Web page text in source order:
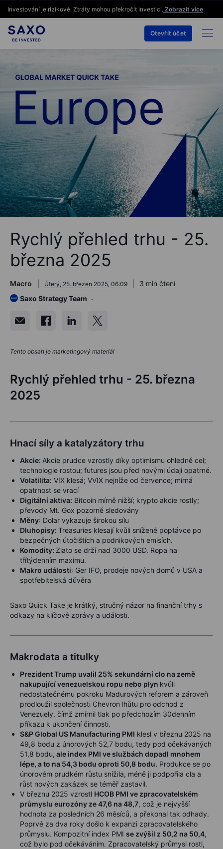
Investování je rizikové. Ztráty mohou překročit investici. Zobrazit více
Otevřít účet
Rychlý přehled trhu - 25.
března 2025
Macro Úterý, 25. březen 2025, 06:09
3 min čtení
Saxo Strategy Team
Tento obsah je marketingový materiál
Rychlý přehled trhu - 25. března
2025
Hnací síly a katalyzátory trhu
Akcie: Akcie prudce vzrostly díky optimismu ohledně cel;
technologie rostou; futures jsou před novými údaji opatrné.
Volatilita: VIX klesá; VVIX nejníže od července; mírná
opatrnost se vrací
Digitální aktiva: Bitcoin mírně nižší; krypto akcie rostly;
převody Mt. Gox pozorně sledovány
Měny: Dolar vykazuje širokou sílu
Dluhopisy: Treasuries klesají kvůli snížené poptávce po
bezpečných útočištích a podnikových emisích.
Komodity: Zlato se drží nad 3000 USD. Ropa na
třítýdenním maximu.
Makro události: Ger IFO, prodeje nových domů v USA a
spotřebitelská důvěra
Saxo Quick Take je krátký, stručný názor na finanční trhy s
odkazy na klíčové zprávy a události.
Makrodata a titulky
Prezident Trump uvalil 25% sekundární clo na země
nakupující venezuelskou ropu nebo plyn kvůli
nedostatečnému pokroku Madurových reforem a zároveň
prodloužil společnosti Chevron lhůtu pro odchod z
Venezuely, čímž zmírnil tlak po předchozím 30denním
příkazu k ukončení činnosti.
S&P Global US Manufacturing PMI klesl v březnu 2025 na
49,8 bodu z únorových 52,7 bodu, tedy pod očekávaných
51,8 bodu, ale index PMI ve službách dopadl mnohem
lépe, a to na 54,3 bodu oproti 50,8 bodu. Produkce se po
únorovém prudkém růstu snížila, méně ji podpořila cla a
růst nových zakázek se téměř zastavil.
V březnu 2025 vzrostl HCOB PMI ve zpracovatelském
průmyslu eurozóny ze 47,6 na 48,7, což je nejvyšší
hodnota za posledních 26 měsíců, a překonal tak odhady.
Poprvé za dva roky došlo k expanzi zpracovatelského
průmyslu. Kompozitní index PMI se zvýšil z 50,2 na 50,4,
což bylo pod očekáváním. Zpracovatelský průmysl rostl,